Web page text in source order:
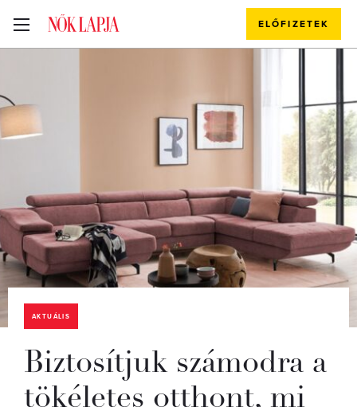
ELŐFIZETEK
AKTUÁLIS
Biztosítjuk számodra a
tökéletes otthont, mi